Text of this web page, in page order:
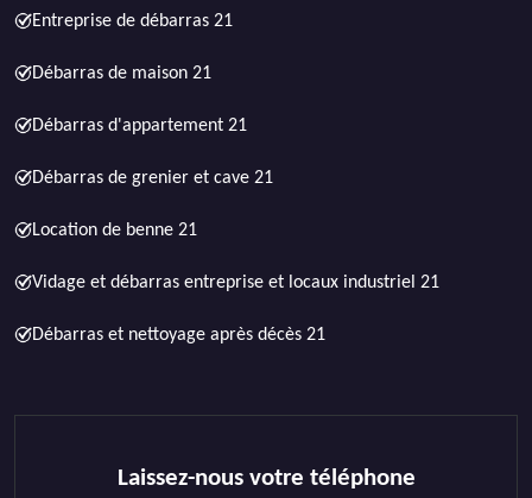
Entreprise de débarras 21
Débarras de maison 21
Débarras d'appartement 21
Débarras de grenier et cave 21
Location de benne 21
Vidage et débarras entreprise et locaux industriel 21
Débarras et nettoyage après décès 21
Laissez-nous votre téléphone